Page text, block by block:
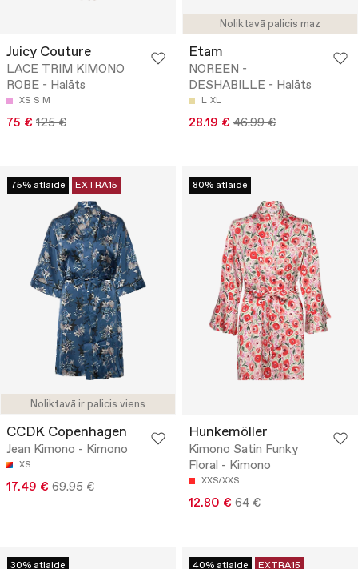
Juicy Couture
LACE TRIM KIMONO
ROBE - Halāts
XS S M
75 € 125 €
Noliktavā palicis maz
Etam
NOREEN -
DESHABILLE - Halāts
L XL
28.19 € 46.99 €
Noliktavā ir palicis viens
75% atlaide EXTRA15
CCDK Copenhagen
Jean Kimono - Kimono
XS
17.49 € 69.95 €
80% atlaide
Hunkemöller
Kimono Satin Funky
Floral - Kimono
XXS/XXS
12.80 € 64 €
30% atlaide 40% atlaide EXTRA15